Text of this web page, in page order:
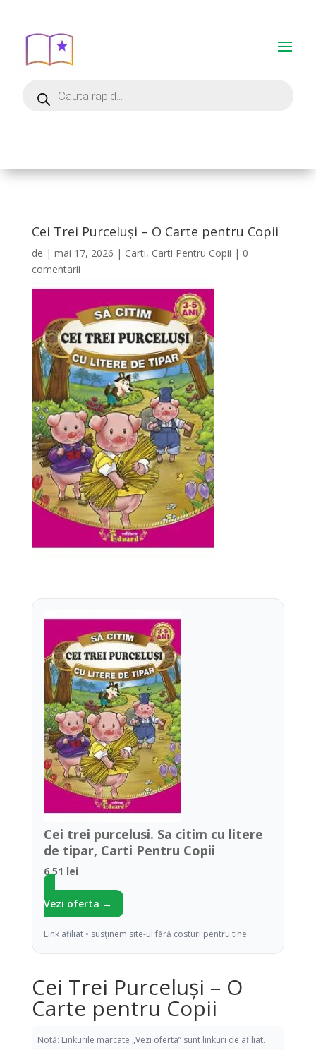
Cei Trei Purceluși – O Carte pentru Copii
de | mai 17, 2026 | Carti, Carti Pentru Copii | 0
comentarii
Cei trei purcelusi. Sa citim cu litere
de tipar, Carti Pentru Copii
6.51 lei
Vezi oferta →
Link afiliat • susținem site-ul fără costuri pentru tine
Cei Trei Purceluși – O
Carte pentru Copii
Notă: Linkurile marcate „Vezi oferta” sunt linkuri de afiliat.